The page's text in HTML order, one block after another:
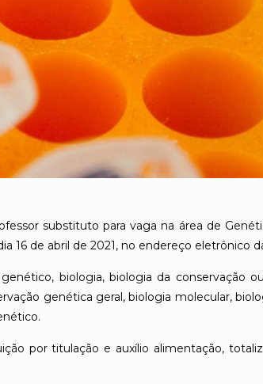
substituto para vaga na área de
16 de abril de 2021, no endereço eletrônico
biologia, biologia da conservação
genética geral, biologia molecular,
por titulação e auxílio alimentação,